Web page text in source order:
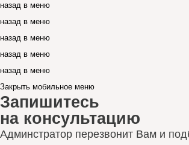
назад в меню
назад в меню
назад в меню
назад в меню
назад в меню
Закрыть мобильное меню
Запишитесь
на консультацию
Админстратор перезвонит Вам и